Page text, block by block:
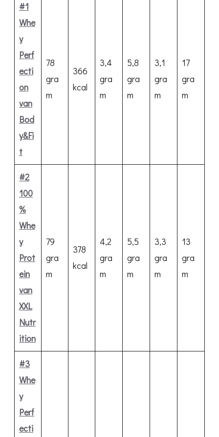
#1
Whe
y
Perf
ecti
on
van
Bod
y&Fi
t
78
gra
m
366
kcal
3,4
gra
m
5,8
gra
m
3,1
gra
m
17
gra
m
#2
100
%
Whe
y
Prot
ein
van
XXL
Nutr
ition
79
gra
m
378
kcal
4,2
gra
m
5,5
gra
m
3,3
gra
m
13
gra
m
#3
Whe
y
Perf
ecti